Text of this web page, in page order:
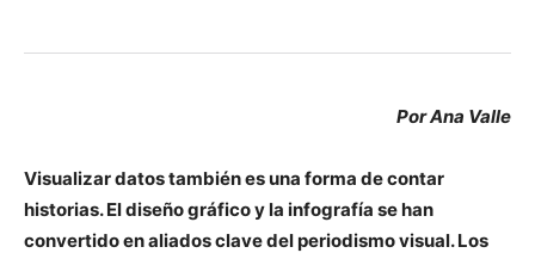
Por Ana Valle
Visualizar datos también es una forma de contar
historias. El diseño gráfico y la infografía se han
convertido en aliados clave del periodismo visual. Los